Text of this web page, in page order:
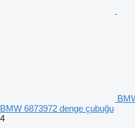
BMW 6873972 denge çubuğu
4